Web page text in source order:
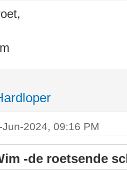
Jun-2024, 09:16 PM
-de roetsende